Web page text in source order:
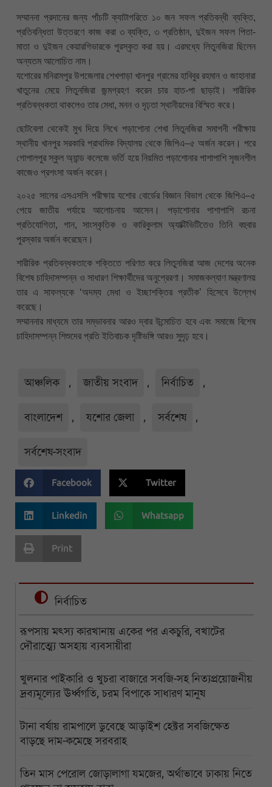
সম্মাননা প্রদানের জন্য পাঁচটি ক্যাটাগরিতে ১০ জন সফল প্রতিবন্ধী ব্যক্তি,
প্রতিবন্ধিতা উত্তরণে কাজ করা ৩ ব্যক্তি, ৩ প্রতিষ্ঠান, দুইজন সফল পিতা-
মাতা ও দুইজন কেয়ারগিভারকে পুরস্কৃত করা হয়। এরমধ্যে লিতুনজিরা ছিলেন
অন্যতম আলোচিত নাম।
যশোরের মনিরামপুর উপজেলার শেখপাড়া খানপুর গ্রামের হাবিবুর রহমান ও জাহানারা
খাতুনের মেয়ে লিতুনজিরা জন্মগ্রহণ করেন চার হাত-পা ছাড়াই। শারীরিক
প্রতিবন্ধকতা থাকলেও তার মেধা, মনন ও দৃঢ়তা স্থানীয়দের বিস্মিত করে।
ছোটবেলা থেকেই মুখ দিয়ে লিখে পড়াশোনা শেখা লিতুনজিরা সমাপনী পরীক্ষায়
স্থানীয় খানপুর সরকারি প্রাথমিক বিদ্যালয় থেকে জিপিএ–৫ অর্জন করেন। পরে
গোপালপুর স্কুল অ্যান্ড কলেজে ভর্তি হয়ে নিয়মিত পড়াশোনার পাশাপাশি সৃজনশীল
কাজেও প্রশংসা অর্জন করেন।
২০২৫ সালের এসএসসি পরীক্ষায় যশোর বোর্ডের বিজ্ঞান বিভাগ থেকে জিপিএ–৫
পেয়ে জাতীয় পর্যায়ে আলোচনায় আসেন। পড়াশোনার পাশাপাশি রচনা
প্রতিযোগিতা, গান, সাংস্কৃতিক ও কারিকুলাম অ্যাক্টিভিটিতেও তিনি বহুবার
পুরস্কার অর্জন করেছেন।
শারীরিক প্রতিবন্ধকতাকে শক্তিতে পরিণত করে লিতুনজিরা আজ দেশের অনেক
বিশেষ চাহিদাসম্পন্ন ও সাধারণ শিক্ষার্থীদের অনুপ্রেরণা। সমাজকল্যাণ মন্ত্রণালয়
তার এ সাফল্যকে ‘অদম্য মেধা ও ইচ্ছাশক্তির প্রতীক’ হিসেবে উল্লেখ
করেছে।
সম্মাননার মাধ্যমে তার সম্ভাবনার আরও দ্বার উন্মোচিত হবে এবং সমাজে বিশেষ
চাহিদাসম্পন্ন শিশুদের প্রতি ইতিবাচক দৃষ্টিভঙ্গি আরও সুদৃঢ় হবে।
আঞ্চলিক , জাতীয় সংবাদ , নির্বাচিত ,
বাংলাদেশ , যশোর জেলা , সর্বশেষ ,
সর্বশেষ-সংবাদ
Facebook Twitter
Linkedin Whatsapp
Print
নির্বাচিত
রূপসায় মৎস্য কারখানায় একের পর একচুরি, বখাটের
দৌরাত্ম্যে অসহায় ব্যবসায়ীরা
খুলনার পাইকারি ও খুচরা বাজারে সবজি-সহ নিত্যপ্রয়োজনীয়
দ্রব্যমূল্যের ঊর্ধ্বগতি, চরম বিপাকে সাধারণ মানুষ
টানা বর্ষায় রামপালে ডুবেছে আড়াইশ হেক্টর সবজিক্ষেত
বাড়ছে দাম-কমেছে সরবরাহ
তিন মাস পেরোল জোড়ালাগা যমজের, অর্থাভাবে ঢাকায় নিতে